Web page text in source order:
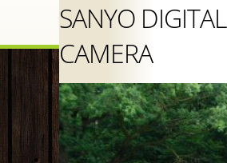
SANYO DIGITAL
CAMERA